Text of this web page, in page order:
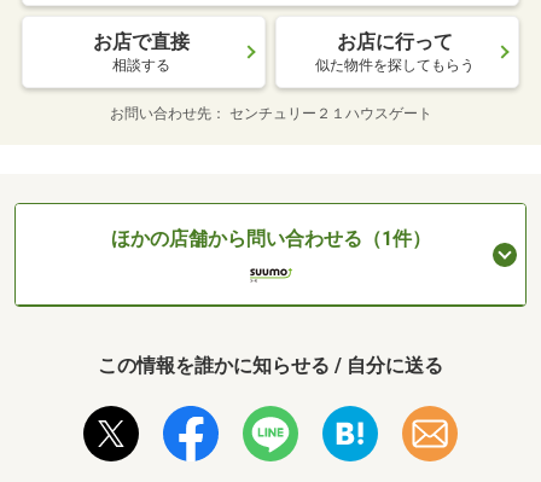
お店で直接
相談する
お店に行って
似た物件を探してもらう
お問い合わせ先 センチュリー２１ハウスゲート
ほかの店舗から問い合わせる（1件）
この情報を誰かに知らせる / 自分に送る